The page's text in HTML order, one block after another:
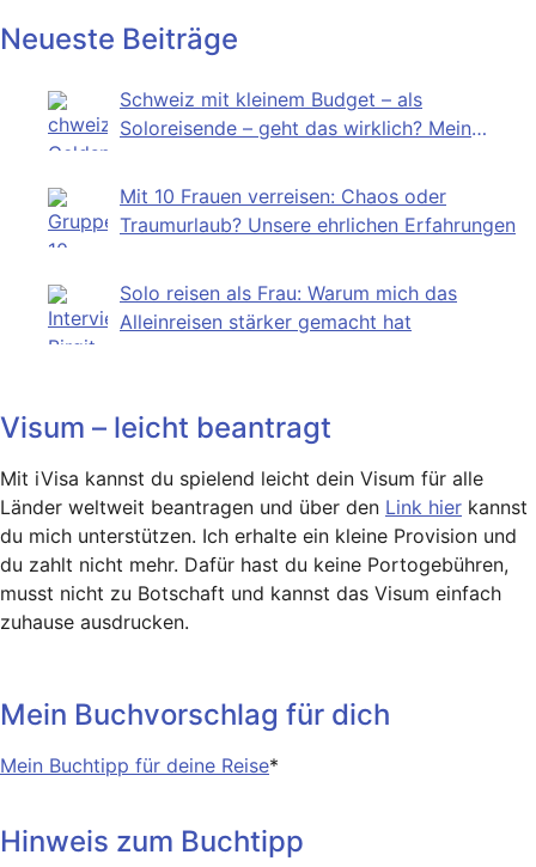
Neueste Beiträge
Schweiz mit kleinem Budget – als
Soloreisende – geht das wirklich? Mein
Mit 10 Frauen verreisen: Chaos oder
Traumurlaub? Unsere ehrlichen Erfahrungen
Solo reisen als Frau: Warum mich das
Alleinreisen stärker gemacht hat
Visum – leicht beantragt
Mit iVisa kannst du spielend leicht dein Visum für alle
Länder weltweit beantragen und über den Link hier kannst
du mich unterstützen. Ich erhalte ein kleine Provision und
du zahlt nicht mehr. Dafür hast du keine Portogebühren,
musst nicht zu Botschaft und kannst das Visum einfach
zuhause ausdrucken.
Mein Buchvorschlag für dich
Mein Buchtipp für deine Reise*
Hinweis zum Buchtipp